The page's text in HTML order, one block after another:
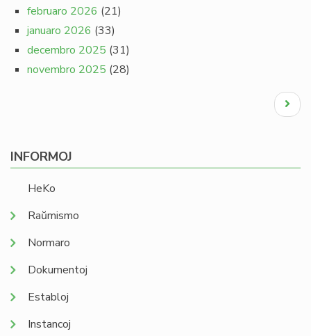
februaro 2026 (21)
januaro 2026 (33)
decembro 2025 (31)
novembro 2025 (28)
Next
page
INFORMOJ
HeKo
Raŭmismo
Normaro
Dokumentoj
Establoj
Instancoj